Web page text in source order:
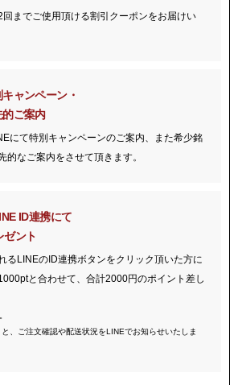
までご使用頂ける割引クーポンをお届けい
ャンペーン・
ご案内
にて特別キャンペーンのご案内、また希少銘
的なご案内をさせて頂きます。
ID連携にて
ゼント
るLINEのID連携ボタンをクリック頂いた方に
と合わせて、合計2000円のポイント差し
、ご注文確認や配送状況をLINEでお知らせいたしま